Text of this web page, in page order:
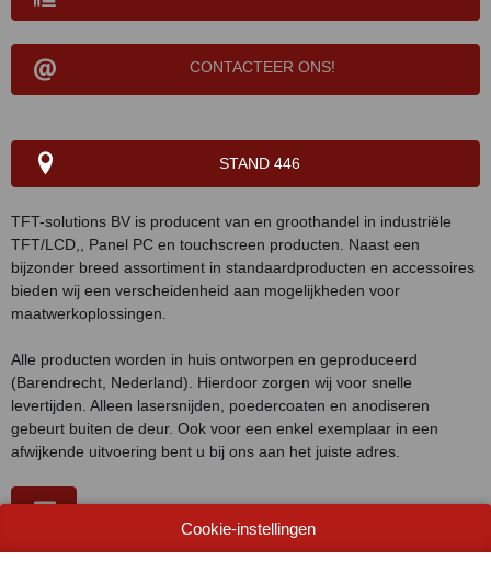
CONTACTEER ONS!
STAND 446
TFT-solutions BV is producent van en groothandel in industriële
TFT/LCD,, Panel PC en touchscreen producten. Naast een
bijzonder breed assortiment in standaardproducten en accessoires
bieden wij een verscheidenheid aan mogelijkheden voor
maatwerkoplossingen.
Alle producten worden in huis ontworpen en geproduceerd
(Barendrecht, Nederland). Hierdoor zorgen wij voor snelle
levertijden. Alleen lasersnijden, poedercoaten en anodiseren
gebeurt buiten de deur. Ook voor een enkel exemplaar in een
afwijkende uitvoering bent u bij ons aan het juiste adres.
Cookie-instellingen